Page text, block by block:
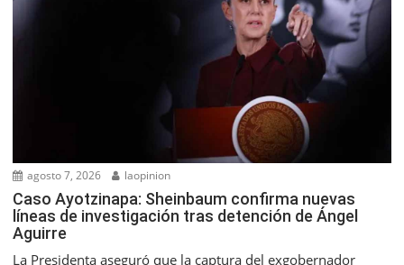
agosto 7, 2026 laopinion
Caso Ayotzinapa: Sheinbaum confirma nuevas
líneas de investigación tras detención de Ángel
Aguirre
La Presidenta aseguró que la captura del exgobernador